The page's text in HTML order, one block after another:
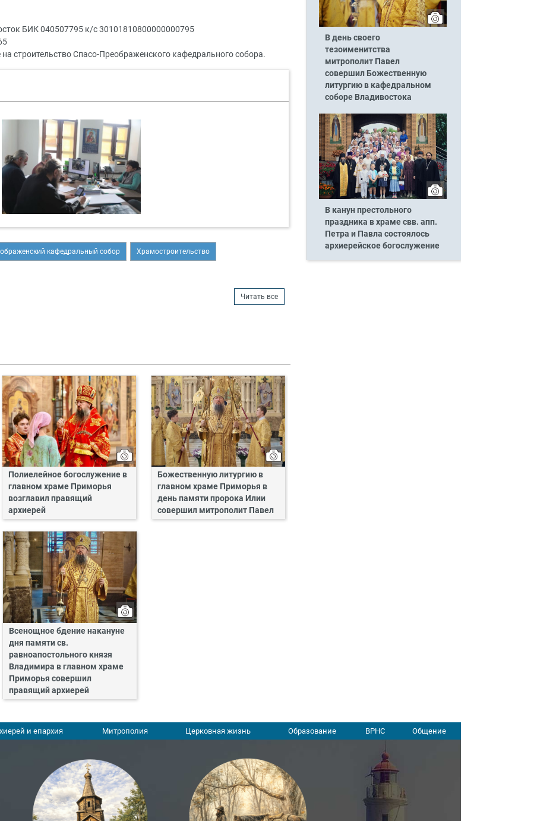
БИК 040507795 к/с 30101810800000000795
строительство Спасо-Преображенского кафедрального собора.
кафедральный собор Храмостроительство
Читать все
Полиелейное богослужение в
главном храме Приморья
возглавил правящий
архиерей
Божественную литургию в
главном храме Приморья в
день памяти пророка Илии
совершил митрополит Павел
Всенощное бдение накануне
дня памяти св.
равноапостольного князя
Владимира в главном храме
Приморья совершил
правящий архиерей
В день своего
тезоименитства
митрополит Павел
совершил Божественную
литургию в кафедральном
соборе Владивостока
В канун престольного
праздника в храме свв. апп.
Петра и Павла состоялось
архиерейское богослужение
и епархия Митрополия Церковная жизнь Образование ВРНС Общение